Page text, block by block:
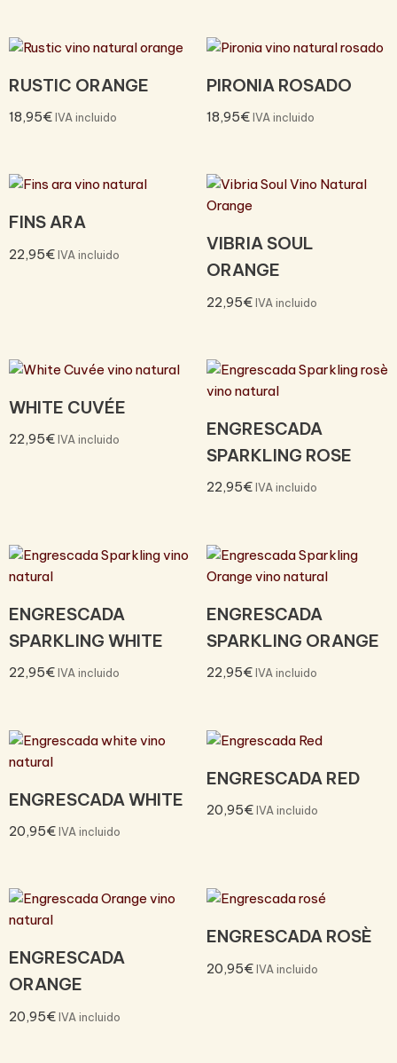
RUSTIC ORANGE
18,95€IVA incluido
PIRONIA ROSADO
18,95€ IVA incluido
FINS ARA
22,95€IVA incluido
VIBRIA SOUL
ORANGE
22,95€ IVA incluido
WHITE CUVÉE
22,95€IVA incluido
ENGRESCADA
SPARKLING ROSE
22,95€ IVA incluido
ENGRESCADA
SPARKLING WHITE
22,95€IVA incluido
ENGRESCADA
SPARKLING ORANGE
22,95€ IVA incluido
ENGRESCADA WHITE
20,95€IVA incluido
ENGRESCADA RED
20,95€ IVA incluido
ENGRESCADA
ORANGE
20,95€IVA incluido
ENGRESCADA ROSÈ
20,95€ IVA incluido